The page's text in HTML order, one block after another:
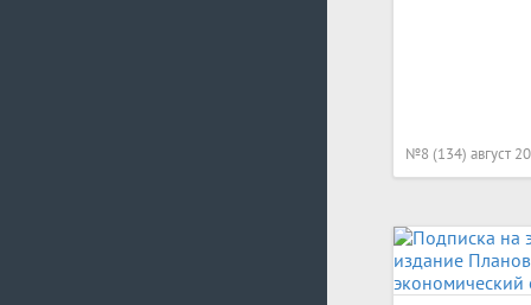
№8 (134) август